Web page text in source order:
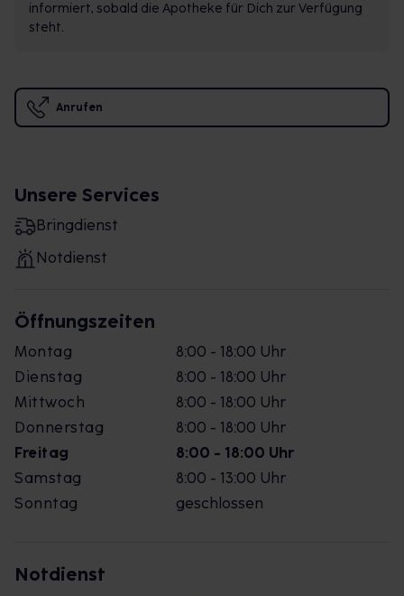
informiert, sobald die Apotheke für Dich zur Verfügung
steht.
Anrufen
Unsere Services
Bringdienst
Notdienst
Öffnungszeiten
Montag
8:00 - 18:00 Uhr
Dienstag
8:00 - 18:00 Uhr
Mittwoch
8:00 - 18:00 Uhr
Donnerstag
8:00 - 18:00 Uhr
Freitag
8:00 - 18:00 Uhr
Samstag
8:00 - 13:00 Uhr
Sonntag
geschlossen
Notdienst